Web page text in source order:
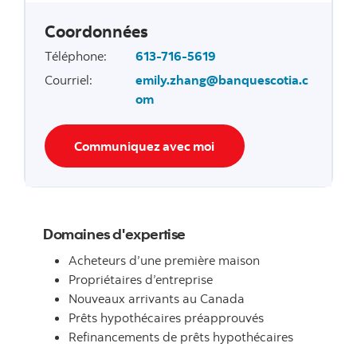
Coordonnées
Téléphone:
613-716-5619
Courriel:
emily.zhang@banquescotia.c
om
Communiquez avec moi
Domaines d'expertise
Acheteurs d’une première maison
Propriétaires d’entreprise
Nouveaux arrivants au Canada
Prêts hypothécaires préapprouvés
Refinancements de prêts hypothécaires